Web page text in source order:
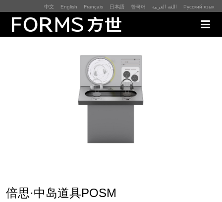
中文 English Français 日本語 한국어 اللغة العربية Русский язык
零售终端与展示道具·SI&POSM
全球展会·EXPO
首页
倍思·中岛道具POSM